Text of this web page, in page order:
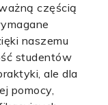
częścią
naszemu
studentów
ale dla
pomocy,